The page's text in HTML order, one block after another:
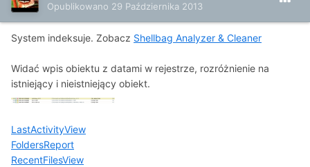
Opublikowano 29 Października 2013
System indeksuje. Zobacz Shellbag Analyzer & Cleaner
Widać wpis obiektu z datami w rejestrze, rozróżnienie na
istniejący i nieistniejący obiekt.
LastActivityView
FoldersReport
RecentFilesView